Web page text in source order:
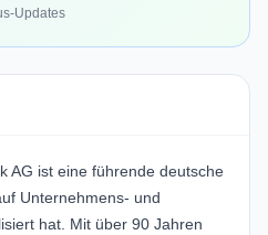
Updates
AG ist eine führende deutsche
Unternehmens- und
hat. Mit über 90 Jahren